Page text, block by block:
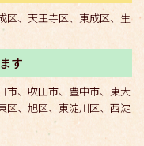
区、天王寺区、東成区、生
す
市、吹田市、豊中市、東大
区、旭区、東淀川区、西淀